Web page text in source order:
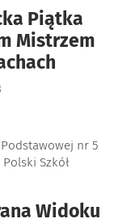
Piątka
Mistrzem
nr 5
Szkół
Widoku